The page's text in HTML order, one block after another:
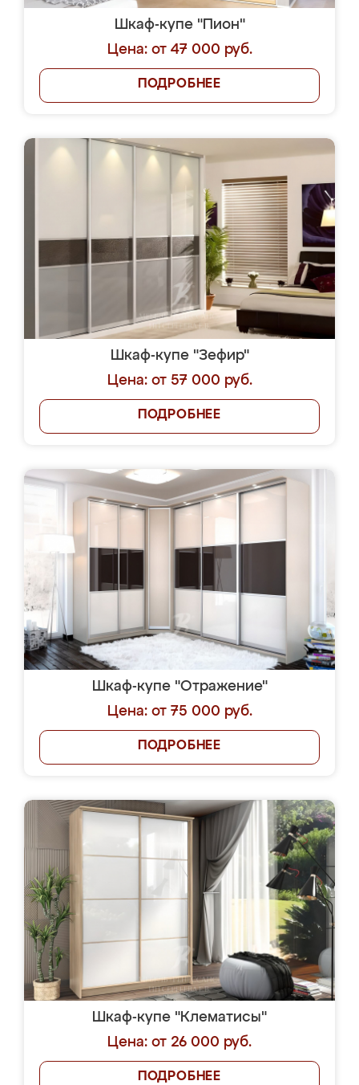
Шкаф-купе "Пион"
Цена: от 47 000 руб.
ПОДРОБНЕЕ
Шкаф-купе "Зефир"
Цена: от 57 000 руб.
ПОДРОБНЕЕ
Шкаф-купе "Отражение"
Цена: от 75 000 руб.
ПОДРОБНЕЕ
Шкаф-купе "Клематисы"
Цена: от 26 000 руб.
ПОДРОБНЕЕ